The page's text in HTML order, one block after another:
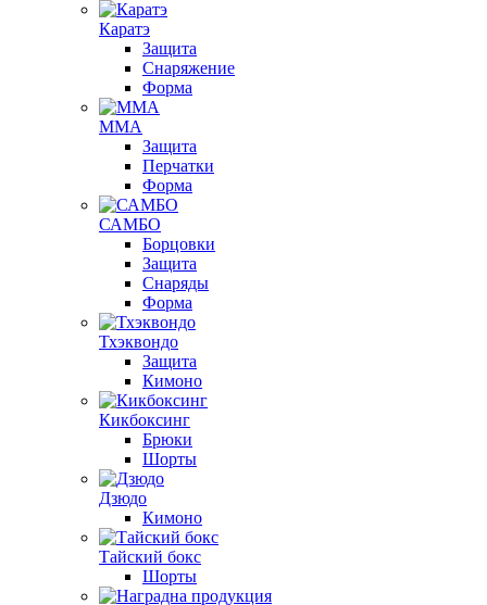
Каратэ
Защита
Снаряжение
Форма
ММА
Защита
Перчатки
Форма
САМБО
Борцовки
Защита
Снаряды
Форма
Тхэквондо
Защита
Кимоно
Кикбоксинг
Брюки
Шорты
Дзюдо
Кимоно
Тайский бокс
Шорты